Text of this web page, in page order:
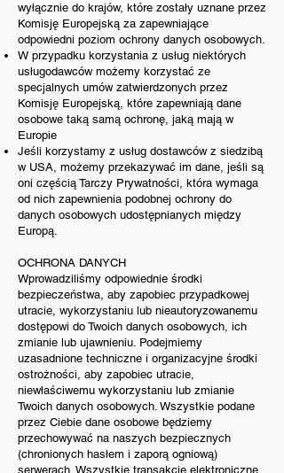
wyłącznie do krajów, które zostały uznane przez
Komisję Europejską za zapewniające
odpowiedni poziom ochrony danych osobowych.
W przypadku korzystania z usług niektórych
usługodawców możemy korzystać ze
specjalnych umów zatwierdzonych przez
Komisję Europejską, które zapewniają dane
osobowe taką samą ochronę, jaką mają w
Europie
Jeśli korzystamy z usług dostawców z siedzibą
w USA, możemy przekazywać im dane, jeśli są
oni częścią Tarczy Prywatności, która wymaga
od nich zapewnienia podobnej ochrony do
danych osobowych udostępnianych między
Europą.
OCHRONA DANYCH
Wprowadziliśmy odpowiednie środki
bezpieczeństwa, aby zapobiec przypadkowej
utracie, wykorzystaniu lub nieautoryzowanemu
dostępowi do Twoich danych osobowych, ich
zmianie lub ujawnieniu. Podejmiemy
uzasadnione techniczne i organizacyjne środki
ostrożności, aby zapobiec utracie,
niewłaściwemu wykorzystaniu lub zmianie
Twoich danych osobowych. Wszystkie podane
przez Ciebie dane osobowe będziemy
przechowywać na naszych bezpiecznych
(chronionych hasłem i zaporą ogniową)
serwerach. Wszystkie transakcje elektroniczne,